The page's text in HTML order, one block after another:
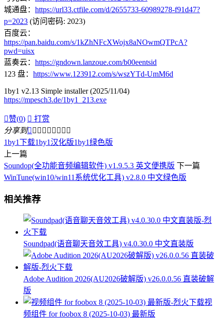
城通盘： https://url33.ctfile.com/d/2655733-60989278-f91d47?
p=2023 (访问密码: 2023)
百度云：
https://pan.baidu.com/s/1kZhNFcXWojx8aNOwmQTPcA?
pwd=uisx
蓝奏云： https://gndown.lanzoue.com/b00eentsid
123 盘： https://www.123912.com/s/wszYTd-UmM6d
1by1 v2.13 Simple installer (2025/11/04)
https://mpesch3.de/1by1_213.exe
赞(0)  打赏
分享到        
1by1下载1by1汉化版1by1绿色版
上一篇
Soundop(全功能音频编辑软件) v1.9.5.3 英文便携版 下一篇
WinTune(win10/win11系统优化工具) v2.8.0 中文绿色版
相关推荐
Soundpad(语音聊天音效工具) v4.0.30.0 中文直装版
Adobe Audition 2026(AU2026破解版) v26.0.0.56 直装破解
版
视
频组件 for foobox 8 (2025-10-03) 最新版